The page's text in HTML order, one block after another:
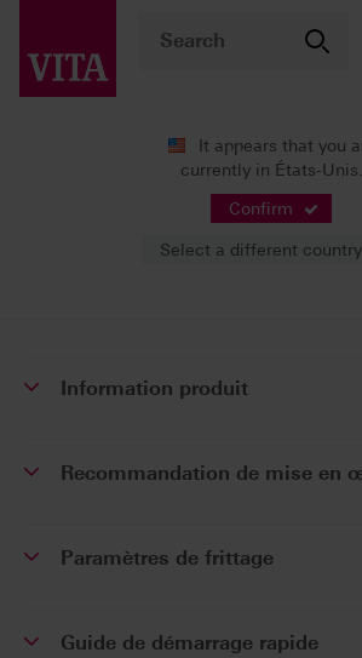
It appears that you
currently in États-Unis.
Confirm
Select a different country
Instructions d’utilisation
exclusivement sur notre plateforme
Information produit
Recommandation de mise en
Paramètres de frittage
Guide de démarrage rapide